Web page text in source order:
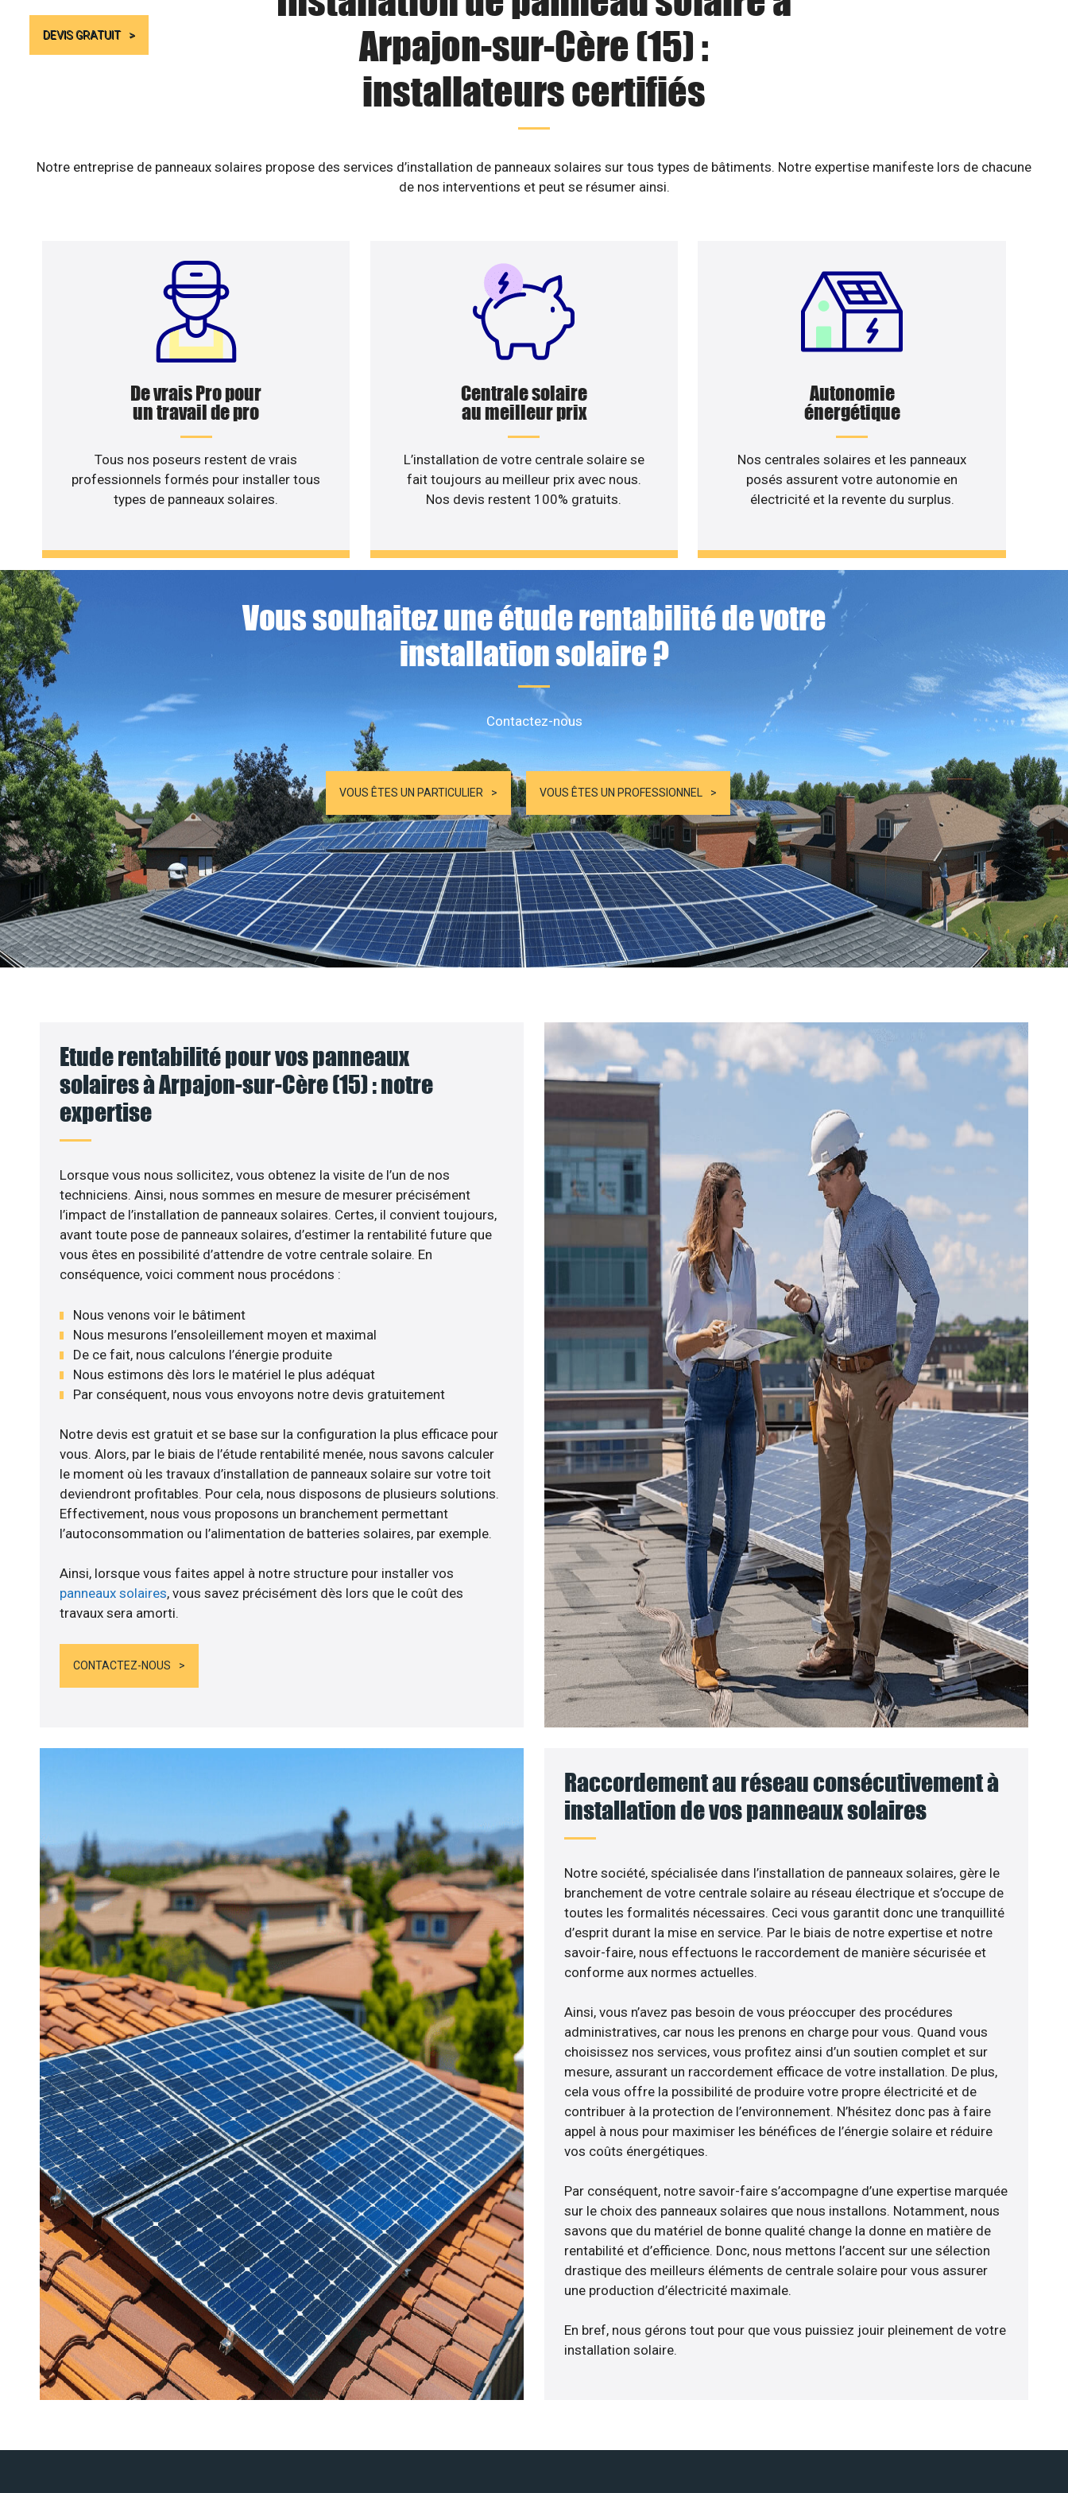
DEVIS GRATUIT
Arpajon-sur-Cère (15) :
installateurs certifiés
Notre entreprise de panneaux solaires propose des services d’installation de panneaux solaires sur tous types de bâtiments. Notre expertise manifeste lors de chacune
de nos interventions et peut se résumer ainsi.
De vrais Pro pour
un travail de pro
Tous nos poseurs restent de vrais
professionnels formés pour installer tous
types de panneaux solaires.
Centrale solaire
au meilleur prix
L’installation de votre centrale solaire se
fait toujours au meilleur prix avec nous.
Nos devis restent 100% gratuits.
Autonomie
énergétique
Nos centrales solaires et les panneaux
posés assurent votre autonomie en
électricité et la revente du surplus.
Vous souhaitez une étude rentabilité de votre
installation solaire ?
Contactez-nous
VOUS ÊTES UN PARTICULIER VOUS ÊTES UN PROFESSIONNEL
Etude rentabilité pour vos panneaux
solaires à Arpajon-sur-Cère (15) : notre
expertise
Lorsque vous nous sollicitez, vous obtenez la visite de l’un de nos
techniciens. Ainsi, nous sommes en mesure de mesurer précisément
l’impact de l’installation de panneaux solaires. Certes, il convient toujours,
avant toute pose de panneaux solaires, d’estimer la rentabilité future que
vous êtes en possibilité d’attendre de votre centrale solaire. En
conséquence, voici comment nous procédons :
Nous venons voir le bâtiment
Nous mesurons l’ensoleillement moyen et maximal
De ce fait, nous calculons l’énergie produite
Nous estimons dès lors le matériel le plus adéquat
Par conséquent, nous vous envoyons notre devis gratuitement
Notre devis est gratuit et se base sur la configuration la plus efficace pour
vous. Alors, par le biais de l’étude rentabilité menée, nous savons calculer
le moment où les travaux d’installation de panneaux solaire sur votre toit
deviendront profitables. Pour cela, nous disposons de plusieurs solutions.
Effectivement, nous vous proposons un branchement permettant
l’autoconsommation ou l’alimentation de batteries solaires, par exemple.
Ainsi, lorsque vous faites appel à notre structure pour installer vos
panneaux solaires, vous savez précisément dès lors que le coût des
travaux sera amorti.
CONTACTEZ-NOUS
Raccordement au réseau consécutivement à
installation de vos panneaux solaires
Notre société, spécialisée dans l’installation de panneaux solaires, gère le
branchement de votre centrale solaire au réseau électrique et s’occupe de
toutes les formalités nécessaires. Ceci vous garantit donc une tranquillité
d’esprit durant la mise en service. Par le biais de notre expertise et notre
savoir-faire, nous effectuons le raccordement de manière sécurisée et
conforme aux normes actuelles.
Ainsi, vous n’avez pas besoin de vous préoccuper des procédures
administratives, car nous les prenons en charge pour vous. Quand vous
choisissez nos services, vous profitez ainsi d’un soutien complet et sur
mesure, assurant un raccordement efficace de votre installation. De plus,
cela vous offre la possibilité de produire votre propre électricité et de
contribuer à la protection de l’environnement. N’hésitez donc pas à faire
appel à nous pour maximiser les bénéfices de l’énergie solaire et réduire
vos coûts énergétiques.
Par conséquent, notre savoir-faire s’accompagne d’une expertise marquée
sur le choix des panneaux solaires que nous installons. Notamment, nous
savons que du matériel de bonne qualité change la donne en matière de
rentabilité et d’efficience. Donc, nous mettons l’accent sur une sélection
drastique des meilleurs éléments de centrale solaire pour vous assurer
une production d’électricité maximale.
En bref, nous gérons tout pour que vous puissiez jouir pleinement de votre
installation solaire.